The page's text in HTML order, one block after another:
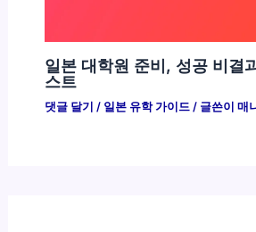
일본 대학원 준비, 성공 비결
스트
댓글 달기 / 일본 유학 가이드/ 글쓴이 매